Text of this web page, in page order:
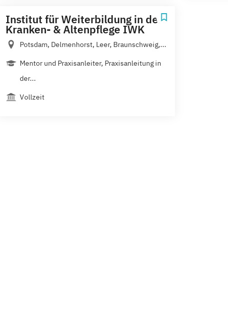
Institut für Weiterbildung in der
Kranken- & Altenpflege IWK
Potsdam, Delmenhorst, Leer, Braunschweig,...
Mentor und Praxisanleiter, Praxisanleitung in
der...
Vollzeit